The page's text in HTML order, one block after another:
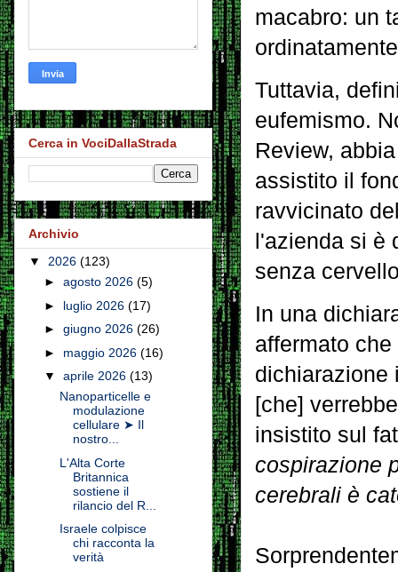
macabro: un
Tuttavia,
eufemismo.
Review,
assistito il
ravvicinato
l'azienda si è
senza
In una
affermato
dichiarazione
[che]
insistito sul
cospirazione
cerebrali è
Cerca in VociDallaStrada
Archivio
▼ 2026 (123)
► agosto 2026 (5)
► luglio 2026 (17)
► giugno 2026 (26)
► maggio 2026 (16)
▼ aprile 2026 (13)
Nanoparticelle e
modulazione
cellulare ➤ Il
nostro...
L'Alta Corte
Britannica
sostiene il
rilancio del R...
Israele colpisce
chi racconta la
verità